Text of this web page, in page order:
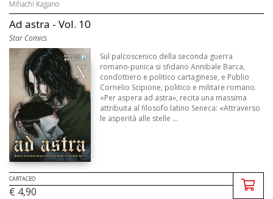
Mihachi Kagano
Ad astra - Vol. 10
Star Comics
Sul palcoscenico della seconda guerra
romano-punica si sfidano Annibale Barca,
condottiero e politico cartaginese, e Publio
Cornelio Scipione, politico e militare romano.
«Per aspera ad astra», recita una massima
attribuita al filosofo latino Seneca: «Attraverso
le asperità alle stelle ...
CARTACEO
€ 4,90